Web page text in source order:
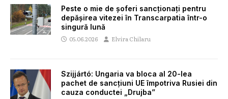
Peste o mie de șoferi sancționați pentru
depășirea vitezei în Transcarpatia într-o
singură lună
05.06.2026 Elvira Chilaru
Szijjártó: Ungaria va bloca al 20-lea
pachet de sancțiuni UE împotriva Rusiei din
cauza conductei „Drujba”